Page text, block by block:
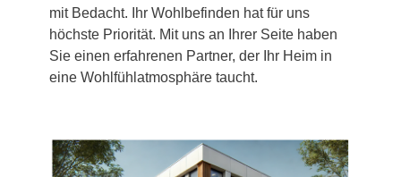
mit Bedacht. Ihr Wohlbefinden hat für uns
höchste Priorität. Mit uns an Ihrer Seite haben
Sie einen erfahrenen Partner, der Ihr Heim in
eine Wohlfühlatmosphäre taucht.